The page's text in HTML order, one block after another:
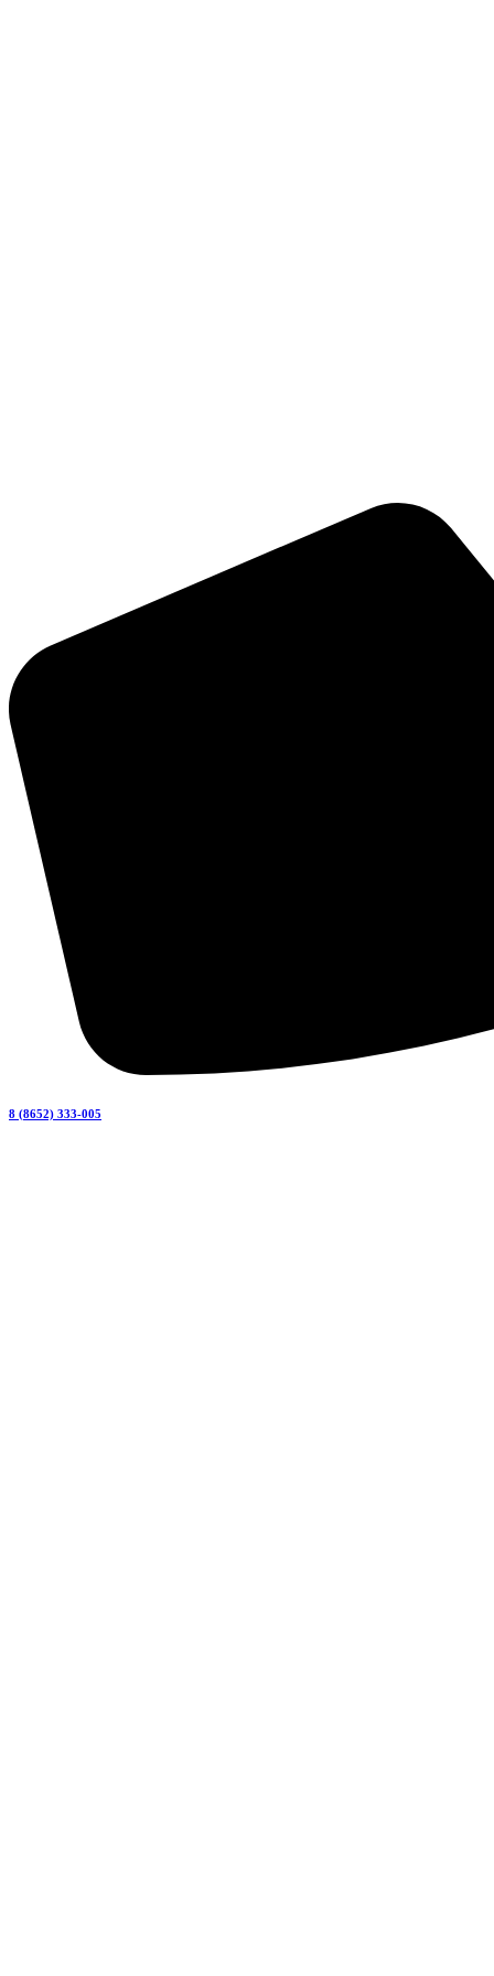
8 (8652) 333-005